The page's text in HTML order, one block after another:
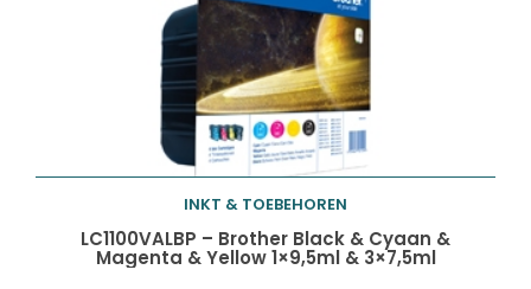
Toevoegen aan
INKT & TOEBEHOREN
LC1100VALBP – Brother Black & Cyaan &
Magenta & Yellow 1×9,5ml & 3×7,5ml